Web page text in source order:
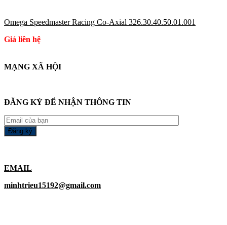
Omega Speedmaster Racing Co-Axial 326.30.40.50.01.001
Giá liên hệ
MẠNG XÃ HỘI
ĐĂNG KÝ ĐỂ NHẬN THÔNG TIN
EMAIL
minhtrieu15192@gmail.com